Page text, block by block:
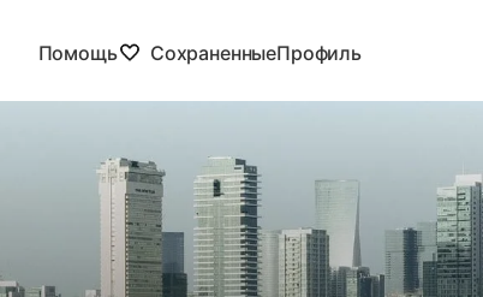
Помощь СохраненныеПрофиль